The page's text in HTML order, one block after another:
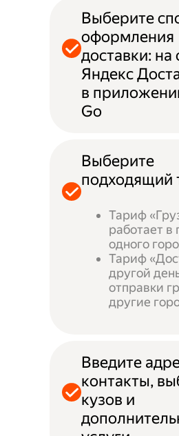
Выберите
оформления
доставки: на
Яндекс
в
Go
Выберите
подходящий
Тариф
работает в
одного
Тариф
другой
отправки
другие
Введите
контакты,
кузов и